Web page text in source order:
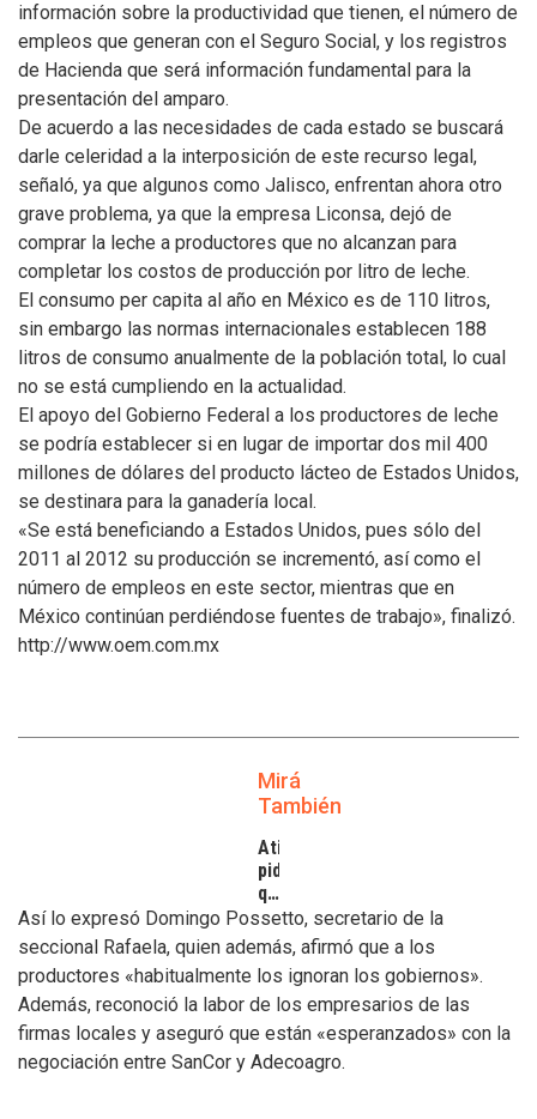
información sobre la productividad que tienen, el número de
empleos que generan con el Seguro Social, y los registros
de Hacienda que será información fundamental para la
presentación del amparo.
De acuerdo a las necesidades de cada estado se buscará
darle celeridad a la interposición de este recurso legal,
señaló, ya que algunos como Jalisco, enfrentan ahora otro
grave problema, ya que la empresa Liconsa, dejó de
comprar la leche a productores que no alcanzan para
completar los costos de producción por litro de leche.
El consumo per capita al año en México es de 110 litros,
sin embargo las normas internacionales establecen 188
litros de consumo anualmente de la población total, lo cual
no se está cumpliendo en la actualidad.
El apoyo del Gobierno Federal a los productores de leche
se podría establecer si en lugar de importar dos mil 400
millones de dólares del producto lácteo de Estados Unidos,
se destinara para la ganadería local.
«Se está beneficiando a Estados Unidos, pues sólo del
2011 al 2012 su producción se incrementó, así como el
número de empleos en este sector, mientras que en
México continúan perdiéndose fuentes de trabajo», finalizó.
http://www.oem.com.mx
Mirá
También
Atilra
pide
que
se
atiendan
inconvenientes
de
los
tamberos
Así lo expresó Domingo Possetto, secretario de la
seccional Rafaela, quien además, afirmó que a los
productores «habitualmente los ignoran los gobiernos».
Además, reconoció la labor de los empresarios de las
firmas locales y aseguró que están «esperanzados» con la
negociación entre SanCor y Adecoagro.